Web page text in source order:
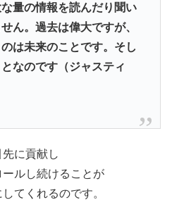
量の情報を読んだり聞い
ん。過去は偉大ですが、
は未来のことです。そし
なのです（ジャスティ
に貢献し
ルし続けることが
てくれるのです。